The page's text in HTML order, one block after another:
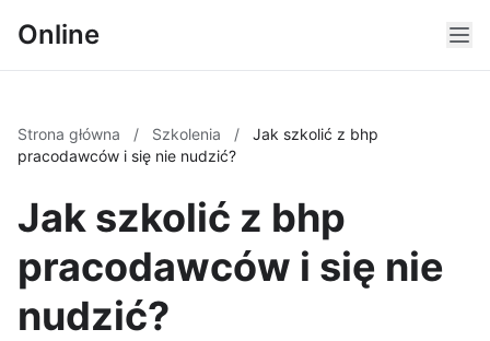
Online
Strona główna / Szkolenia /
Jak szkolić z bhp
pracodawców i się nie nudzić?
Jak szkolić z bhp
pracodawców i się nie
nudzić?